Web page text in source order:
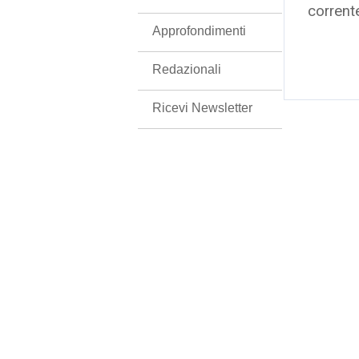
Approfondimenti
Redazionali
Ricevi Newsletter